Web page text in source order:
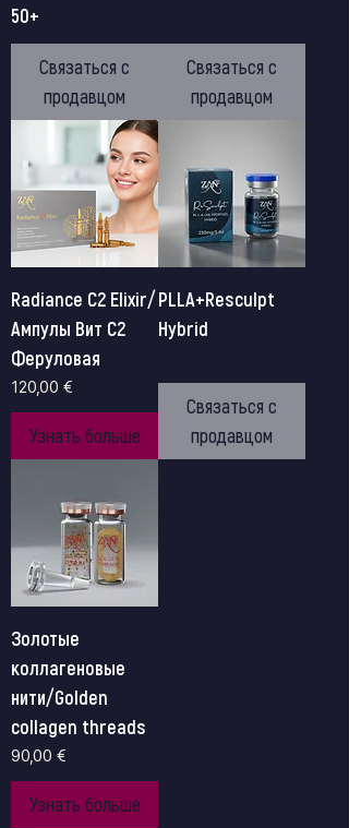
50+
Связаться с
продавцом
Связаться с
продавцом
Radiance C2 Elixir/
Ампулы Вит С2
Феруловая
Цена
120,00 €
Узнать больше
PLLA+Resculpt
Hybrid
Связаться с
продавцом
Золотые
коллагеновые
нити/Golden
collagen threads
Цена
90,00 €
Узнать больше